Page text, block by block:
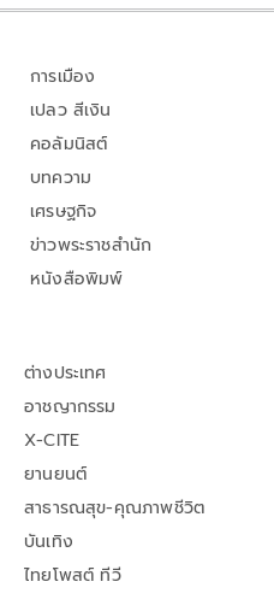
การเมือง
เปลว สีเงิน
คอลัมนิสต์
บทความ
เศรษฐกิจ
ข่าวพระราชสำนัก
หนังสือพิมพ์
ต่างประเทศ
อาชญากรรม
X-CITE
ยานยนต์
สาธารณสุข-คุณภาพชีวิต
บันเทิง
ไทยโพสต์ ทีวี